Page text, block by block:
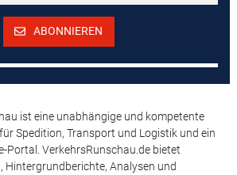
ABONNIEREN
ist eine unabhängige und kompetente
Spedition, Transport und Logistik und ein
Portal. VerkehrsRunschau.de bietet
Hintergrundberichte, Analysen und